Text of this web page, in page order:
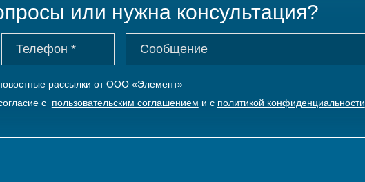
или нужна консультация?
рассылки от ООО «Элемент»
с пользовательским соглашением и с политикой конфиденциальности